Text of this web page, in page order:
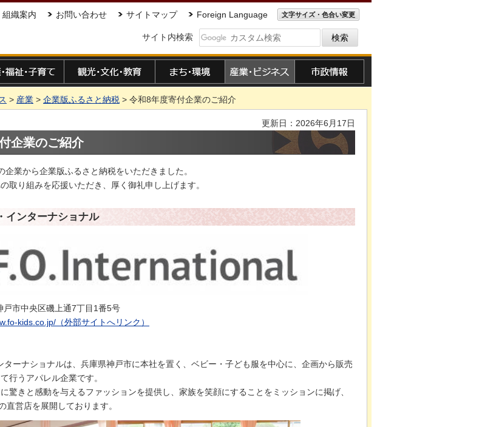
組織案内 お問い合わせ サイトマップ Foreign Language 文字サイズ・色合い変更
サイト内検索
> 産業 > 企業版ふるさと納税 > 令和8年度寄付企業のご紹介
更新日：2026年6月17日
企業のご紹介
企業から企業版ふるさと納税をいただきました。
取り組みを応援いただき、厚く御礼申し上げます。
インターナショナル
戸市中央区磯上通7丁目1番5号
kids.co.jp/（外部サイトへリンク）
ターナショナルは、兵庫県神戸市に本社を置く、ベビー・子ども服を中心に、企画から販売
行うアパレル企業です。
驚きと感動を与えるファッションを提供し、家族を笑顔にすることをミッションに掲げ、
直営店を展開しております。